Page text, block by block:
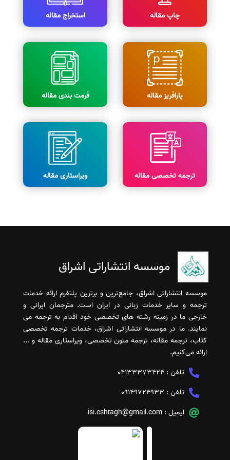
چاپ مقاله استخراج مقاله
پارافریز مقاله فرمت بندی مقاله
ترجمه تخصصی مقاله ویراستاری مقاله
موسسه انتشاراتی اشراق
موسسه انتشاراتی اشراق، جامع‌ترین و برترین پلتفرم ارائه خدمات
ترجمه و سایر خدمات زبانی در ایران است. مترجمان ایرانی و
خارجی ما در زمینه رشته های تخصصی خود اقدام به ترجمه می
نمایند. ما در موسسه انتشاراتی اشراق، خدمات ترجمه تخصصی
کتاب، ترجمه مقاله، ترجمه متون تخصصی، ویراستاری مقاله و ...
ارائه می‌کنیم.
تلفن : 04133373424
تلفن : 09149724933
ایمیل : isi.eshragh@gmail.com